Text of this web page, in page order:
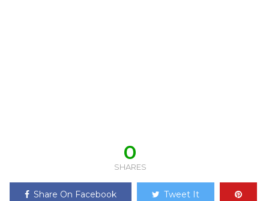
0
SHARES
Share On Facebook Tweet It